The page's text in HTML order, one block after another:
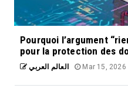
Pourquoi l’argument
pour la protection des
العالم العربي Mar 15, 2026